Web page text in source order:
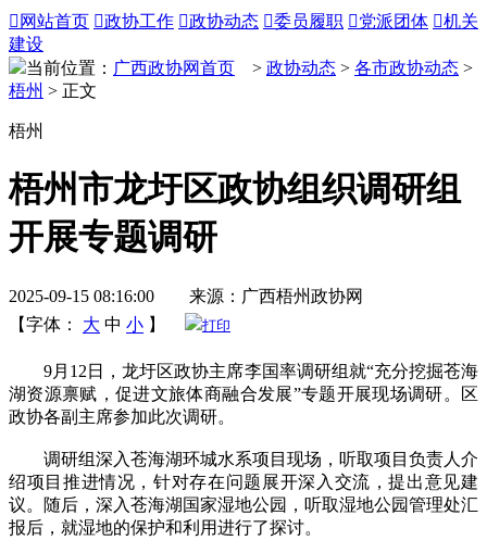
 网站首页 政协工作 政协动态 委员履职 党派团体 机关
建设
当前位置： 广西政协网首页 > 政协动态 > 各市政协动态 >
梧州 > 正文
梧州
梧州市龙圩区政协组织调研组
开展专题调研
2025-09-15 08:16:00 来源：广西梧州政协网
【字体：
大 中 小 】 打印
9月12日，龙圩区政协主席李国率调研组就“充分挖掘苍海
湖资源禀赋，促进文旅体商融合发展”专题开展现场调研。区
政协各副主席参加此次调研。
调研组深入苍海湖环城水系项目现场，听取项目负责人介
绍项目推进情况，针对存在问题展开深入交流，提出意见建
议。随后，深入苍海湖国家湿地公园，听取湿地公园管理处汇
报后，就湿地的保护和利用进行了探讨。